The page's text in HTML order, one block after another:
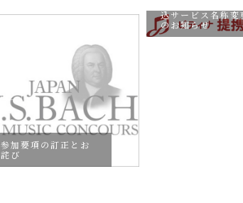
参加要項の訂正とお
詫び
込サービス名称変
のお知らせ